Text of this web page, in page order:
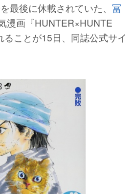
最後に休載されていた、 冨
漫画『HUNTER×HUNTE
ることが15日、同誌公式サイ